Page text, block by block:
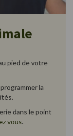
pied de votre
la
dans le point
vous.